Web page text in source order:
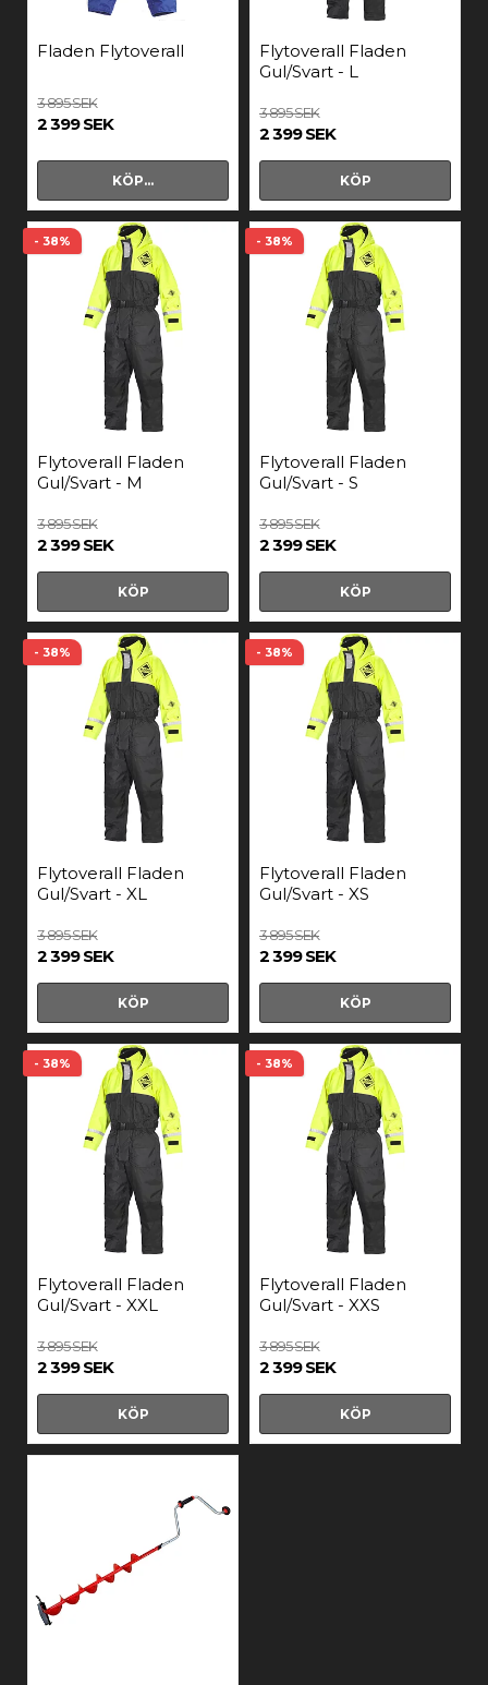
Fladen Flytoverall
3 895 SEK
2 399 SEK
KÖP…
Flytoverall Fladen
Gul/Svart - L
3 895 SEK
2 399 SEK
KÖP
- 38%
Flytoverall Fladen
Gul/Svart - M
3 895 SEK
2 399 SEK
KÖP
- 38%
Flytoverall Fladen
Gul/Svart - S
3 895 SEK
2 399 SEK
KÖP
- 38%
Flytoverall Fladen
Gul/Svart - XL
3 895 SEK
2 399 SEK
KÖP
- 38%
Flytoverall Fladen
Gul/Svart - XS
3 895 SEK
2 399 SEK
KÖP
- 38%
Flytoverall Fladen
Gul/Svart - XXL
3 895 SEK
2 399 SEK
KÖP
- 38%
Flytoverall Fladen
Gul/Svart - XXS
3 895 SEK
2 399 SEK
KÖP